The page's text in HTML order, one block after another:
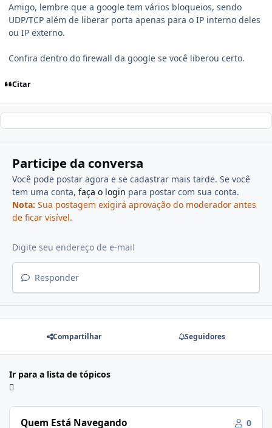
Amigo, lembre que a google tem vários bloqueios, sendo
UDP/TCP além de liberar porta apenas para o IP interno deles
ou IP externo.
Confira dentro do firewall da google se você liberou certo.
Citar
Participe da conversa
Você pode postar agora e se cadastrar mais tarde. Se você
tem uma conta, faça o login para postar com sua conta.
Nota: Sua postagem exigirá aprovação do moderador antes
de ficar visível.
Responder
Compartilhar Seguidores
Ir para a lista de tópicos
Quem Está Navegando 0